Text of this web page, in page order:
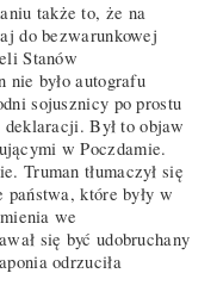
także to, że na
do bezwarunkowej
Stanów
było autografu
sojusznicy po prostu
Był to objaw
w Poczdamie.
Truman tłumaczył się
które były w
we
się być udobruchany
odrzuciła